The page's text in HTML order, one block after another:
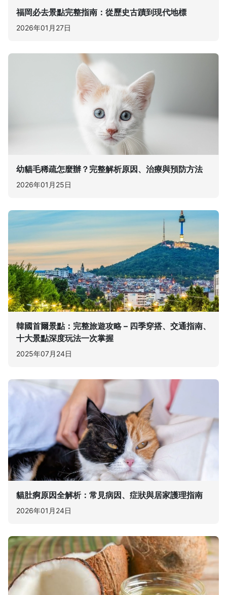
福岡必去景點完整指南：從歷史古蹟到現代地標
2026年01月27日
幼貓毛稀疏怎麼辦？完整解析原因、治療與預防方法
2026年01月25日
韓國首爾景點：完整旅遊攻略 – 四季穿搭、交通指南、
十大景點深度玩法一次掌握
2025年07月24日
貓肚痾原因全解析：常見病因、症狀與居家護理指南
2026年01月24日